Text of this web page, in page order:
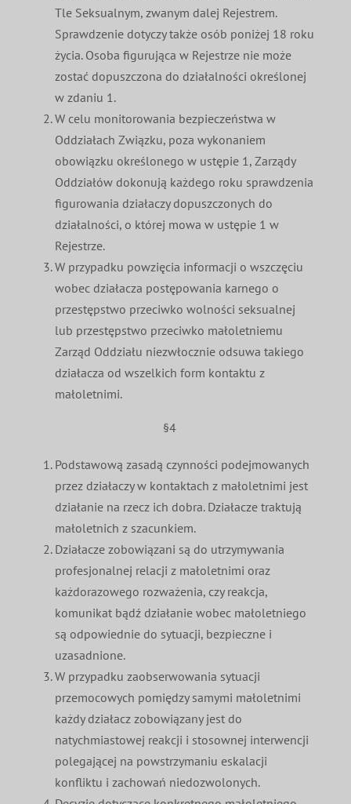
Tle Seksualnym, zwanym dalej Rejestrem.
Sprawdzenie dotyczy także osób poniżej 18 roku
życia. Osoba figurująca w Rejestrze nie może
zostać dopuszczona do działalności określonej
w zdaniu 1.
W celu monitorowania bezpieczeństwa w
Oddziałach Związku, poza wykonaniem
obowiązku określonego w ustępie 1, Zarządy
Oddziałów dokonują każdego roku sprawdzenia
figurowania działaczy dopuszczonych do
działalności, o której mowa w ustępie 1 w
Rejestrze.
W przypadku powzięcia informacji o wszczęciu
wobec działacza postępowania karnego o
przestępstwo przeciwko wolności seksualnej
lub przestępstwo przeciwko małoletniemu
Zarząd Oddziału niezwłocznie odsuwa takiego
działacza od wszelkich form kontaktu z
małoletnimi.
§4
Podstawową zasadą czynności podejmowanych
przez działaczy w kontaktach z małoletnimi jest
działanie na rzecz ich dobra. Działacze traktują
małoletnich z szacunkiem.
Działacze zobowiązani są do utrzymywania
profesjonalnej relacji z małoletnimi oraz
każdorazowego rozważenia, czy reakcja,
komunikat bądź działanie wobec małoletniego
są odpowiednie do sytuacji, bezpieczne i
uzasadnione.
W przypadku zaobserwowania sytuacji
przemocowych pomiędzy samymi małoletnimi
każdy działacz zobowiązany jest do
natychmiastowej reakcji i stosownej interwencji
polegającej na powstrzymaniu eskalacji
konfliktu i zachowań niedozwolonych.